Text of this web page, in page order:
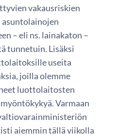
vakausriskien
asuntolainojen
– eli ns. lainakaton –
tunnetuin. Lisäksi
useita
joilla olemme
luottolaitosten
Varmaan
aiemmin tällä viikolla